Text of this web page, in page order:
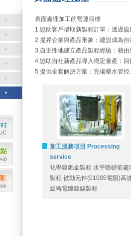
表面處理加工的營運目標
1.協助客戶增取新製程訂單：透過
2.提昇企業與產品形象：建設成為
3.自主性地建立產品製程經驗：藉
4.協助自社新產品導入穩定量產：
5.提供全套解決方案：完備藥水管
加工服務項目 Processing
service
化學鎳鈀金製程 水平噴砂前處
製程 被動元件(01005電阻)高
旋轉電鍍鎳錫製程